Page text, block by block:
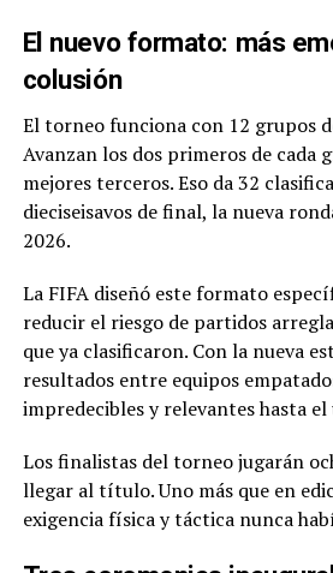
El nuevo formato: más
colusión
El torneo funciona con 12 grupos
Avanzan los dos primeros de cada
mejores terceros. Eso da 32
dieciseisavos de final, la nueva
2026.
La FIFA diseñó este formato
reducir el riesgo de partidos
que ya clasificaron. Con la nueva
resultados entre equipos
impredecibles y relevantes hasta
Los finalistas del torneo jugarán
llegar al título. Uno más que en
exigencia física y táctica nunca